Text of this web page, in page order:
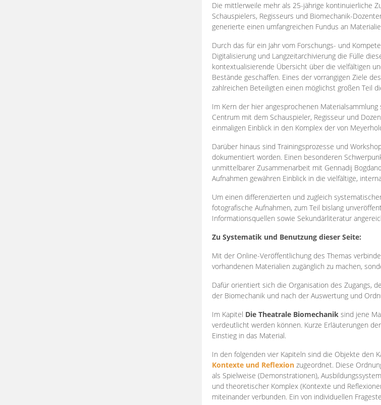
Die mittlerweile mehr als 25-jährige kontinuierliche
Schauspielers, Regisseurs und Biomechanik-
generierte einen umfangreichen Fundus an
Durch das für ein Jahr vom Forschungs- und
Digitalisierung und Langzeitarchivierung die Fülle
kontextualisierende Übersicht über die vielfältigen
Bestände geschaffen. Eines der vorrangigen Ziele
zahlreichen Beteiligten einen möglichst großen Teil
Im Kern der hier angesprochenen
Centrum mit dem Schauspieler, Regisseur und
einmaligen Einblick in den Komplex der von
Darüber hinaus sind Trainingsprozesse und
dokumentiert worden. Einen besonderen
unmittelbarer Zusammenarbeit mit Gennadij
Aufnahmen gewähren Einblick in die vielfältige,
Um einen differenzierten und zugleich
fotografische Aufnahmen, zum Teil bislang
Informationsquellen sowie Sekundärliteratur
Zu Systematik und Benutzung dieser Seite:
Mit der Online-Veröffentlichung des Themas
vorhandenen Materialien zugänglich zu machen,
Dafür orientiert sich die Organisation des Zugangs,
der Biomechanik und nach der Auswertung und
Im Kapitel Die Theatrale Biomechanik sind jene
verdeutlicht werden können. Kurze Erläuterungen
Einstieg in das Material.
In den folgenden vier Kapiteln sind die Objekte den
Kontexte und Reflexion zugeordnet. Diese
als Spielweise (Demonstrationen),
und theoretischer Komplex (Kontexte und
miteinander verbunden. Ein von individuellen